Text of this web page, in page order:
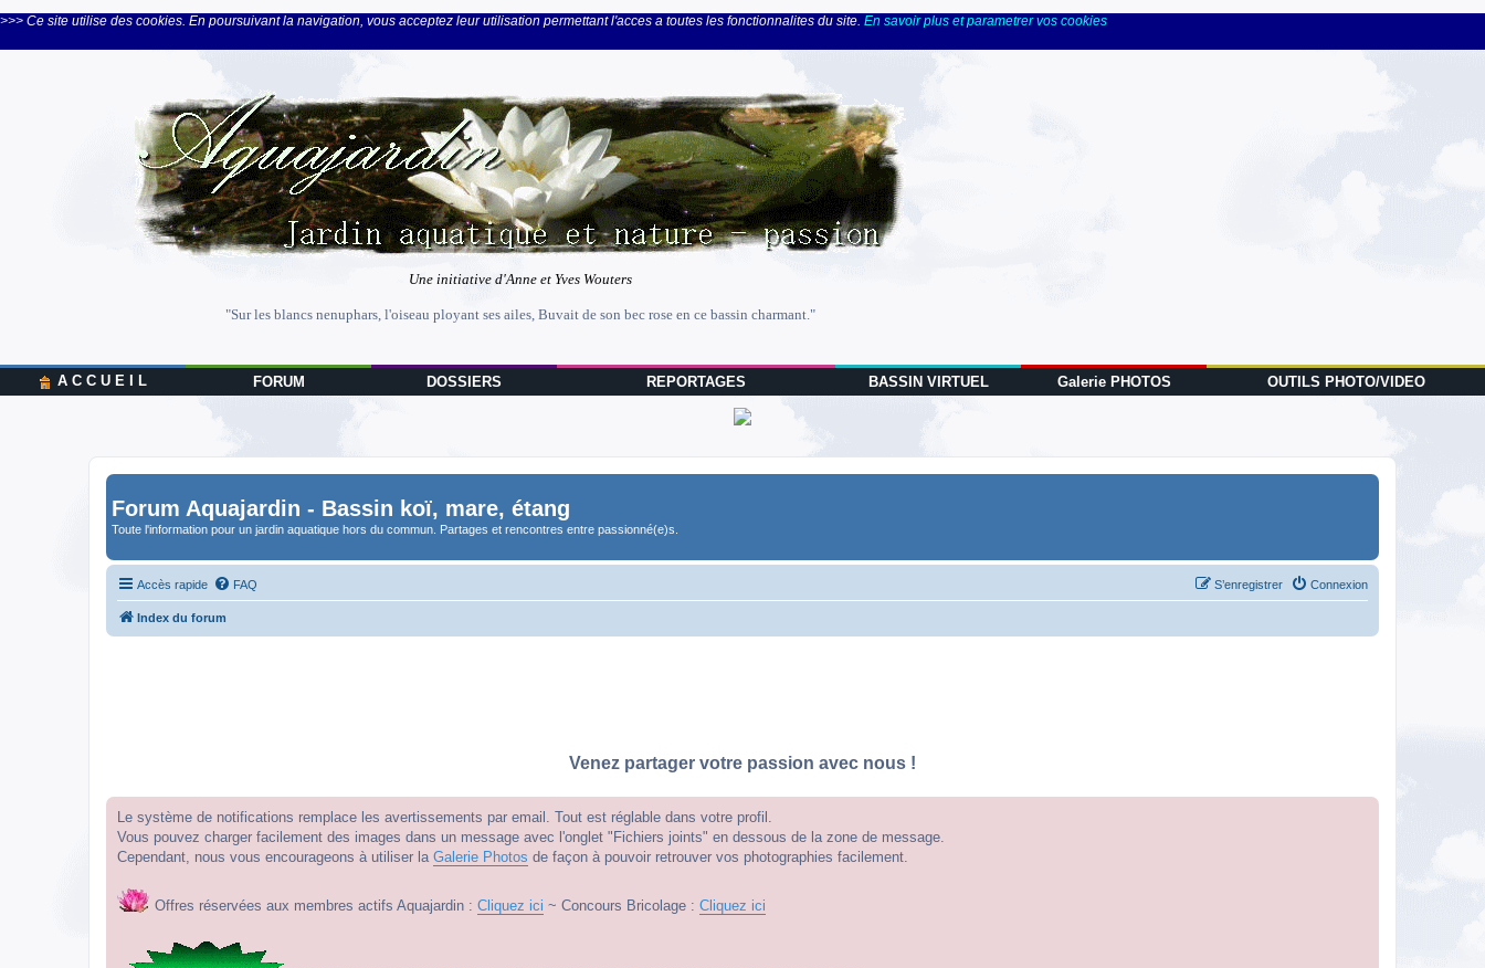
>>> Ce site utilise des cookies. En poursuivant la navigation, vous acceptez leur utilisation permettant l'acces a toutes les fonctionnalites du site. En savoir plus et parametrer vos cookies
Une initiative d'Anne et Yves Wouters
"Sur les blancs nenuphars, l'oiseau ployant ses ailes, Buvait de son bec rose en ce bassin charmant."
A C C U E I L FORUM DOSSIERS REPORTAGES BASSIN VIRTUEL Galerie PHOTOS OUTILS PHOTO/VIDEO
Forum Aquajardin - Bassin koï, mare, étang
Toute l'information pour un jardin aquatique hors du commun. Partages et rencontres entre passionné(e)s.
Accès rapide FAQ Connexion
S’enregistrer
Index du forum
Venez partager votre passion avec nous !
Le système de notifications remplace les avertissements par email. Tout est réglable dans votre profil.
Vous pouvez charger facilement des images dans un message avec l'onglet "Fichiers joints" en dessous de la zone de message.
Cependant, nous vous encourageons à utiliser la Galerie Photos de façon à pouvoir retrouver vos photographies facilement.
Offres réservées aux membres actifs Aquajardin : Cliquez ici ~ Concours Bricolage : Cliquez ici